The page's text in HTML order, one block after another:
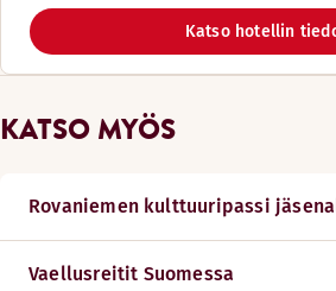
Katso hotellin
KATSO MYÖS
Rovaniemen kulttuuripassi
Vaellusreitit Suomessa